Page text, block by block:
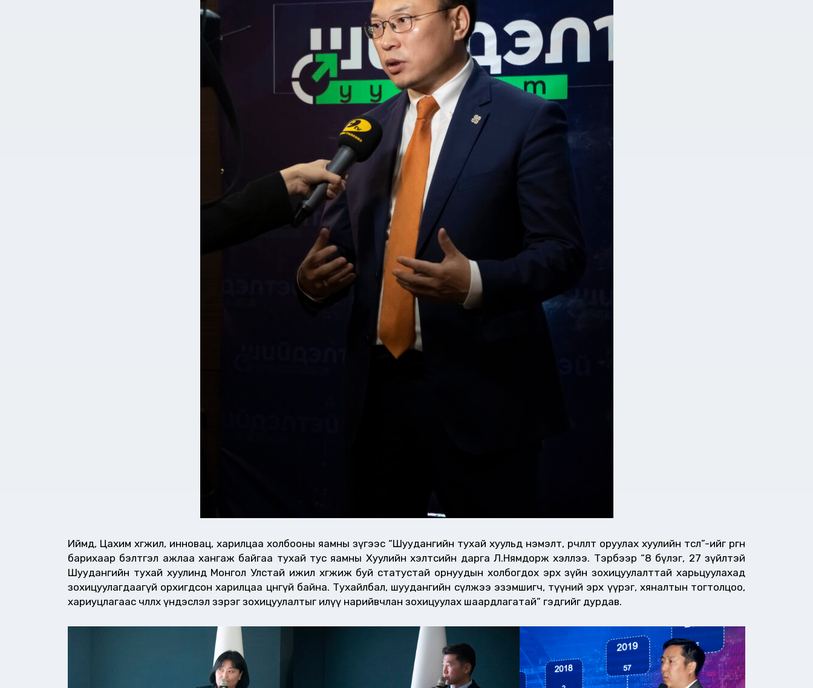
Иймд, Цахим хөгжил, инновац, харилцаа холбооны яамны зүгээс “Шуудангийн тухай хуульд нэмэлт, өөрчлөлт оруулах хуулийн төсөл”-ийг өргөн
барихаар бэлтгэл ажлаа хангаж байгаа тухай тус яамны Хуулийн хэлтсийн дарга Л.Нямдорж хэллээ. Тэрбээр “8 бүлэг, 27 зүйлтэй
Шуудангийн тухай хуулинд Монгол Улстай ижил хөгжиж буй статустай орнуудын холбогдох эрх зүйн зохицуулалттай харьцуулахад
зохицуулагдаагүй орхигдсон харилцаа цөөнгүй байна. Тухайлбал, шуудангийн сүлжээ эзэмшигч, түүний эрх үүрэг, хяналтын тогтолцоо,
хариуцлагаас чөлөөлөх үндэслэл зэрэг зохицуулалтыг илүү нарийвчлан зохицуулах шаардлагатай” гэдгийг дурдав.